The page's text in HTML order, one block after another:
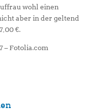
wohl einen
aber in der geltend
€.
– Fotolia.com